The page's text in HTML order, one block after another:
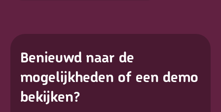
Benieuwd naar de
mogelijkheden of een demo
bekijken?